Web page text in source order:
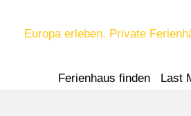
Europa erleben. Private
Ferienhaus finden Last